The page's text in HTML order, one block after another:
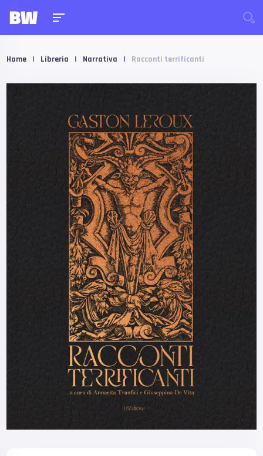
Home | Libreria | Narrativa | Racconti terrificanti